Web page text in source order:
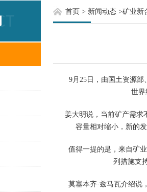
首页 > 新闻动态 >矿业新
9月25日，由国土资源部
世界
姜大明说，当前矿产需求
容量相对缩小，新的
值得一提的是，来自矿业
列措施支
莫塞本齐·兹马瓦介绍说，